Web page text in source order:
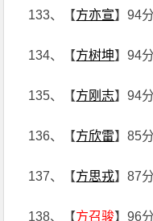
133、【方亦宣】94分
134、【方树坤】94分
135、【方刚志】94分
136、【方欣雷】85分
137、【方思戎】87分
138、【方召骏】96分